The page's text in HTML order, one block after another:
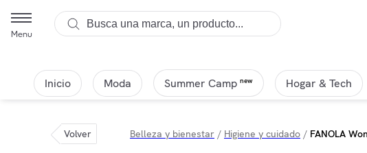
Menu
Inicio Moda Summer Camp new Hogar & Tech
Volver Belleza y bienestar / Higiene y cuidado / FANOLA